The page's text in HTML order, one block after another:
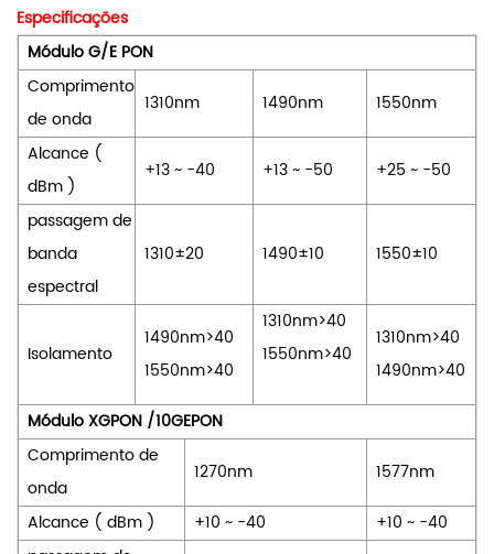
Especificações
Módulo G/E PON
Comprimento
de onda
1310nm 1490nm
1550nm
Alcance (
dBm )
+13~ -40 +13~ -50 +25 ~ -50
passagem de
banda
espectral
1310±20 1490±10 1550±10
Isolamento
1490nm>40
1550nm>40
1310nm>40
1550nm>40
1310nm>40
1490nm>40
Módulo XGPON /10GEPON
Comprimento de
onda
1270nm
1577nm
Alcance ( dBm ) +10 ~ -40 +10 ~ -40